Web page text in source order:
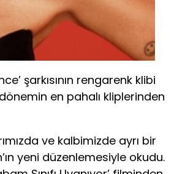
şarkısının rengarenk klibi
en pahalı kliplerinden
ve kalbimizde ayrı bir
yeni düzenlemesiyle okudu.